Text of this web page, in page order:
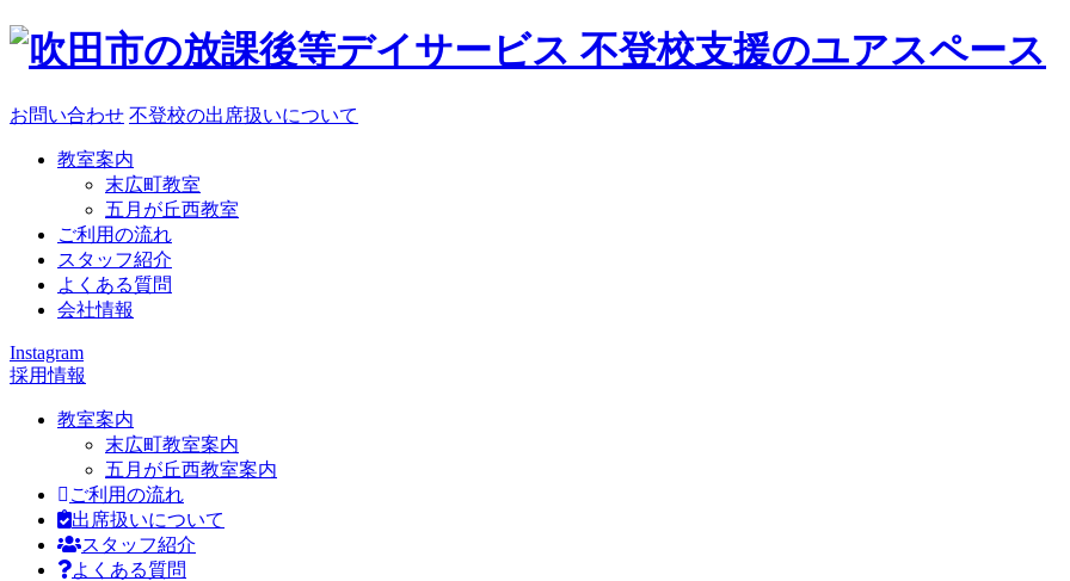
お問い合わせ 不登校の出席扱いについて
教室案内
末広町教室
五月が丘西教室
ご利用の流れ
スタッフ紹介
よくある質問
会社情報
Instagram
採用情報
教室案内
末広町教室案内
五月が丘西教室案内
ご利用の流れ
出席扱いについて
スタッフ紹介
よくある質問